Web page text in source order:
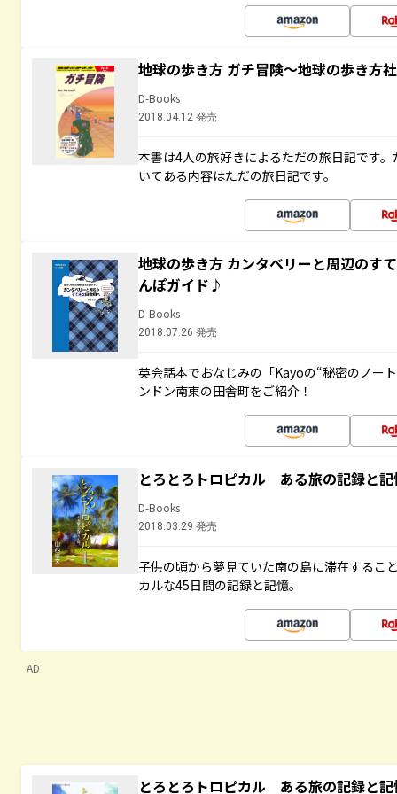
地球の歩き方 ガチ冒険～地球の歩き方
D-Books
2018.04.12 発売
本書は4人の旅好きによるただの旅日記です
いてある内容はただの旅日記です。
地球の歩き方 カンタベリーと周辺のす
んぽガイド♪
D-Books
2018.07.26 発売
英会話本でおなじみの「Kayoの“秘密のノー
ンドン南東の田舎町をご紹介！
とろとろトロピカル ある旅の記録と
D-Books
2018.03.29 発売
子供の頃から夢見ていた南の島に滞在するこ
カルな45日間の記録と記憶。
AD
とろとろトロピカル ある旅の記録と